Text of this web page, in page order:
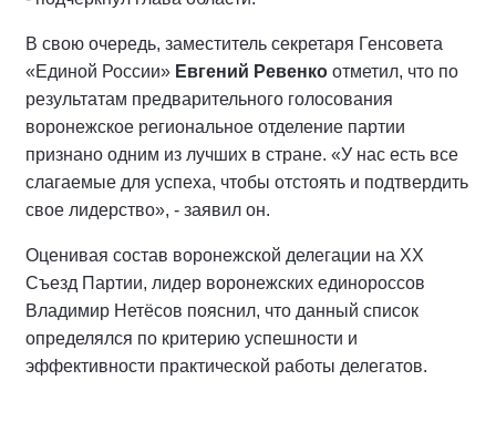
В свою очередь, заместитель секретаря Генсовета
«Единой России» Евгений Ревенко отметил, что по
результатам предварительного голосования
воронежское региональное отделение партии
признано одним из лучших в стране. «У нас есть все
слагаемые для успеха, чтобы отстоять и подтвердить
свое лидерство», - заявил он.
Оценивая состав воронежской делегации на ХХ
Съезд Партии, лидер воронежских единороссов
Владимир Нетёсов пояснил, что данный список
определялся по критерию успешности и
эффективности практической работы делегатов.